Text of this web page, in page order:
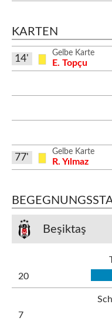
KARTEN
Gelbe Karte
E. Topçu
14'
Gelbe Karte
R. Yılmaz
77'
Beşiktaş
20
7